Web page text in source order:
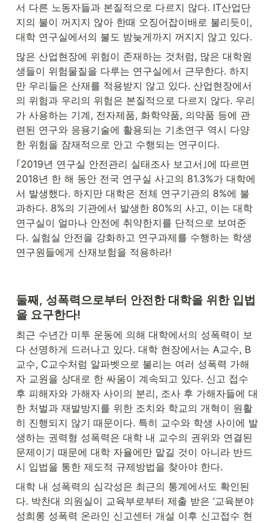
서 다른 노동자들과 본질적으로 다르지 않다. IT산업단
지의 불이 꺼지지 않아 한때 오징어잡이배로 불리듯이,
대학 연구실에서의 불도 밤늦게까지 꺼지지 않고 있다.
많은 산업현장에 위험이 존재하는 것처럼, 많은 대학원
생들이 위험물질을 다루는 연구실에서 근무한다. 하지
만 우리들은 산재를 적용받지 않고 있다. 산업현장에서
의 위험과 우리의 위험은 본질적으로 다르지 않다. 우리
가 사용하는 기계, 전자제품, 화학약품, 의약품 등에 관
련된 연구와 응용기술에 활용되는 기초연구 역시 다양
한 위험을 잠재적으로 안고 수행되는 연구이다.
｢2019년 연구실 안전관리 실태조사 보고서｣에 따르면
2018년 한 해 동안 전국 연구실 사고의 81.3%가 대학에
서 발생했다. 하지만 대학은 전체 연구기관의 8%에 불
과하다. 8%의 기관에서 발생한 80%의 사고, 이는 대학
연구실이 얼마나 안전에 취약한지를 단적으로 보여준
다. 실험실 안전을 강화하고 연구과제를 수행하는 학생
연구원들에게 산재보험을 적용하라!
둘째, 성폭력으로부터 안전한 대학을 위한 입법
을 요구한다!
최근 수년간 미투 운동에 의해 대학에서의 성폭력이 보
다 선명하게 드러나고 있다. 대학 현장에서는 A교수, B
교수, C교수처럼 알파벳으로 불리는 여러 성폭력 가해
자 교원을 상대로 한 싸움이 계속되고 있다. 신고 접수
후 피해자와 가해자 사이의 분리, 조사 후 가해자들에 대
한 처벌과 재발방지를 위한 조치와 학교의 개혁이 원활
히 진행되지 않기 때문이다. 특히 교수와 학생 사이에 발
생하는 권력형 성폭력은 대학 내 교수의 권위와 연결된
문제이기 때문에 대학 자율에만 맡길 것이 아니라 반드
시 입법을 통한 제도적 규제방법을 찾아야 한다.
대학 내 성폭력의 심각성은 최근의 통계에서도 확인된
다. 박찬대 의원실이 교육부로부터 제출 받은 ‘교육분야
성희롱 성폭력 온라인 신고센터 개설 이후 신고접수 현